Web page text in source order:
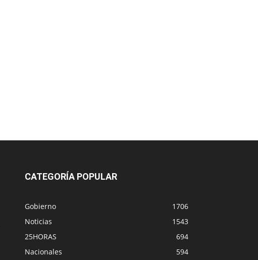
CATEGORÍA POPULAR
Gobierno
1706
Noticias
1543
25HORAS
694
Nacionales
594